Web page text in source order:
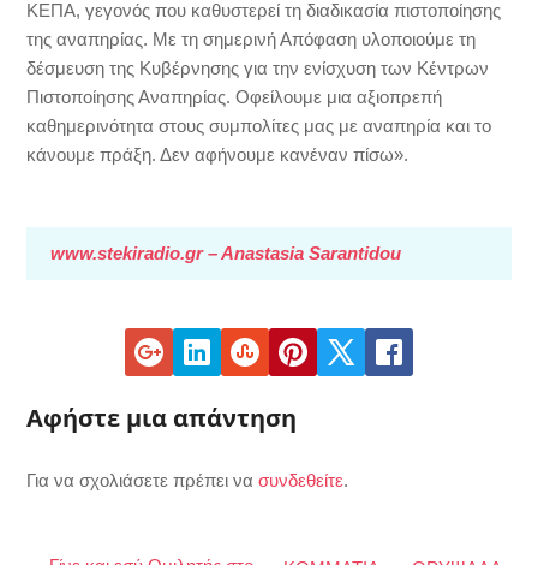
ΚΕΠΑ, γεγονός που καθυστερεί τη διαδικασία πιστοποίησης
της αναπηρίας. Με τη σημερινή Απόφαση υλοποιούμε τη
δέσμευση της Κυβέρνησης για την ενίσχυση των Κέντρων
Πιστοποίησης Αναπηρίας. Οφείλουμε μια αξιοπρεπή
καθημερινότητα στους συμπολίτες μας με αναπηρία και το
κάνουμε πράξη. Δεν αφήνουμε κανέναν πίσω».
www.stekiradio.gr – Anastasia Sarantidou
Αφήστε μια απάντηση
Για να σχολιάσετε πρέπει νασυνδεθείτε.